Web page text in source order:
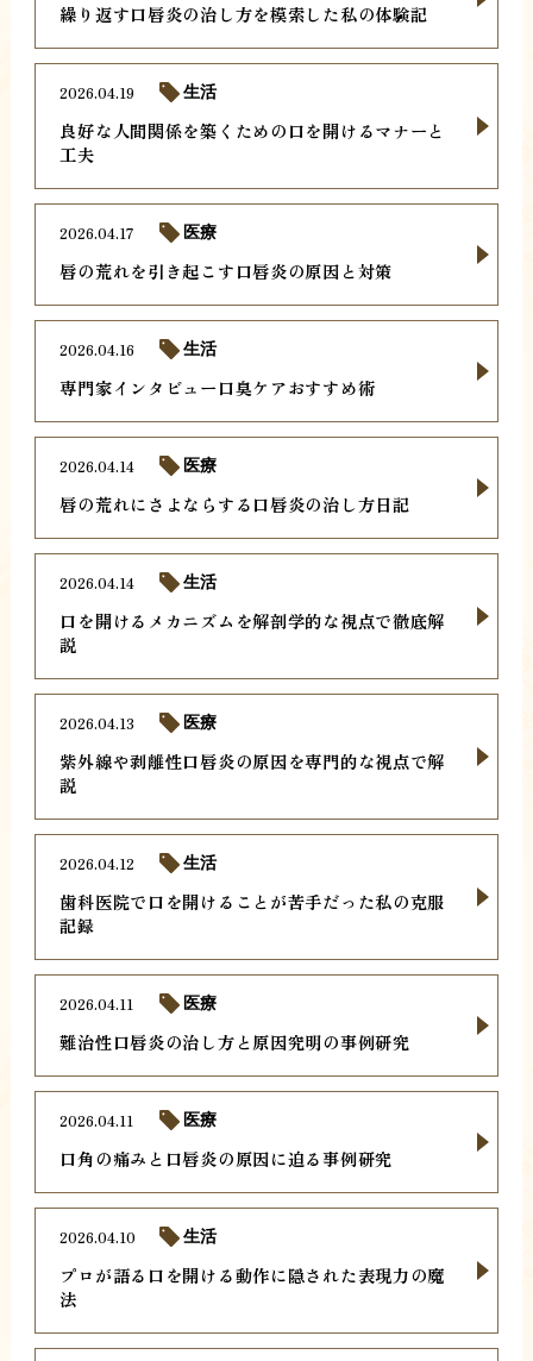
繰り返す口唇炎の治し方を模索した私の体験記
良好な人間関係を築くための口を開けるマナーと
工夫
2026.04.19 生活
唇の荒れを引き起こす口唇炎の原因と対策
2026.04.17 医療
専門家インタビュー口臭ケアおすすめ術
2026.04.16 生活
唇の荒れにさよならする口唇炎の治し方日記
2026.04.14 医療
口を開けるメカニズムを解剖学的な視点で徹底解
説
2026.04.14 生活
紫外線や剥離性口唇炎の原因を専門的な視点で解
説
2026.04.13 医療
歯科医院で口を開けることが苦手だった私の克服
記録
2026.04.12 生活
難治性口唇炎の治し方と原因究明の事例研究
2026.04.11 医療
口角の痛みと口唇炎の原因に迫る事例研究
2026.04.11 医療
プロが語る口を開ける動作に隠された表現力の魔
法
2026.04.10 生活